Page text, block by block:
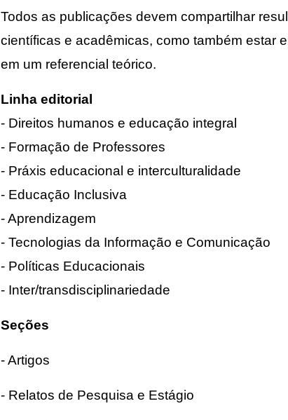
Todos as publicações devem compartilhar
científicas e acadêmicas, como também estar
em um referencial teórico.
Linha editorial
- Direitos humanos e educação integral
- Formação de Professores
- Práxis educacional e interculturalidade
- Educação Inclusiva
- Aprendizagem
- Tecnologias da Informação e Comunicação
- Políticas Educacionais
- Inter/transdisciplinariedade
Seções
- Artigos
- Relatos de Pesquisa e Estágio